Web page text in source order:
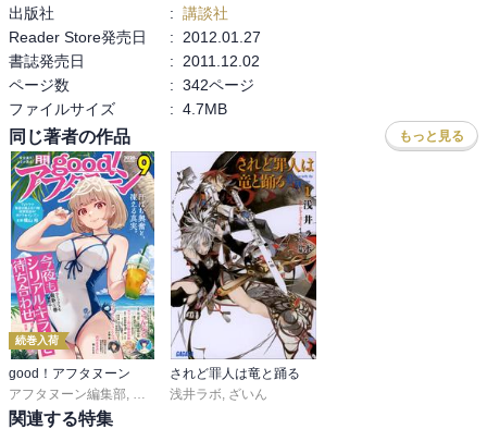
出版社
: 講談社
Reader Store発売日
:
2012.01.27
書誌発売日
:
2011.12.02
ページ数
: 342ページ
ファイルサイズ
: 4.7MB
同じ著者の作品 もっと見る
続巻入荷
good！アフタヌーン
アフタヌーン編集部
水薙竜,松枝穂積 ,
されど罪人は竜と踊る
浅井ラボ ざいん
関連する特集